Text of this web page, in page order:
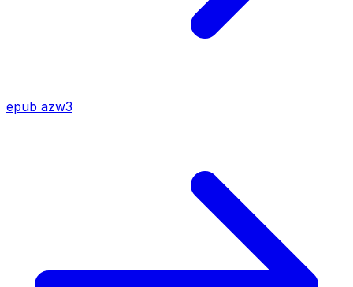
epub azw3